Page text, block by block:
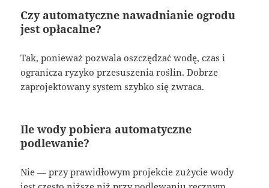
Czy automatyczne nawadnianie ogrodu
jest opłacalne?
Tak, ponieważ pozwala oszczędzać wodę, czas i
ogranicza ryzyko przesuszenia roślin. Dobrze
zaprojektowany system szybko się zwraca.
Ile wody pobiera automatyczne
podlewanie?
Nie — przy prawidłowym projekcie zużycie wody